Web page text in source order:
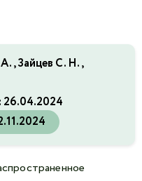
Зайцев С. Н.,
26.04.2024